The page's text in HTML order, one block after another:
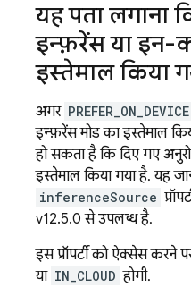
यह पता लगाना
इन्फ़रेंस या इन-
इस्तेमाल किया
अगर PREFER_ON_DEVICE
इन्फ़रेंस मोड का इस्तेमाल
हो सकता है कि दिए गए
इस्तेमाल किया गया है. यह
inferenceSource
v12.5.0 से उपलब्ध है.
इस प्रॉपर्टी को ऐक्सेस करने
या IN_CLOUD होगी.